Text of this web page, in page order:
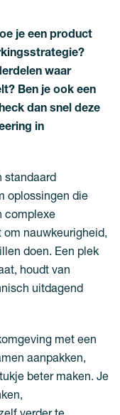
je een product
waar
Ben je ook een
dan snel deze
in
standaard
oplossingen die
complexe
nauwkeurigheid,
doen. Een plek
houdt van
uitdagend
met een
aanpakken,
beter maken. Je